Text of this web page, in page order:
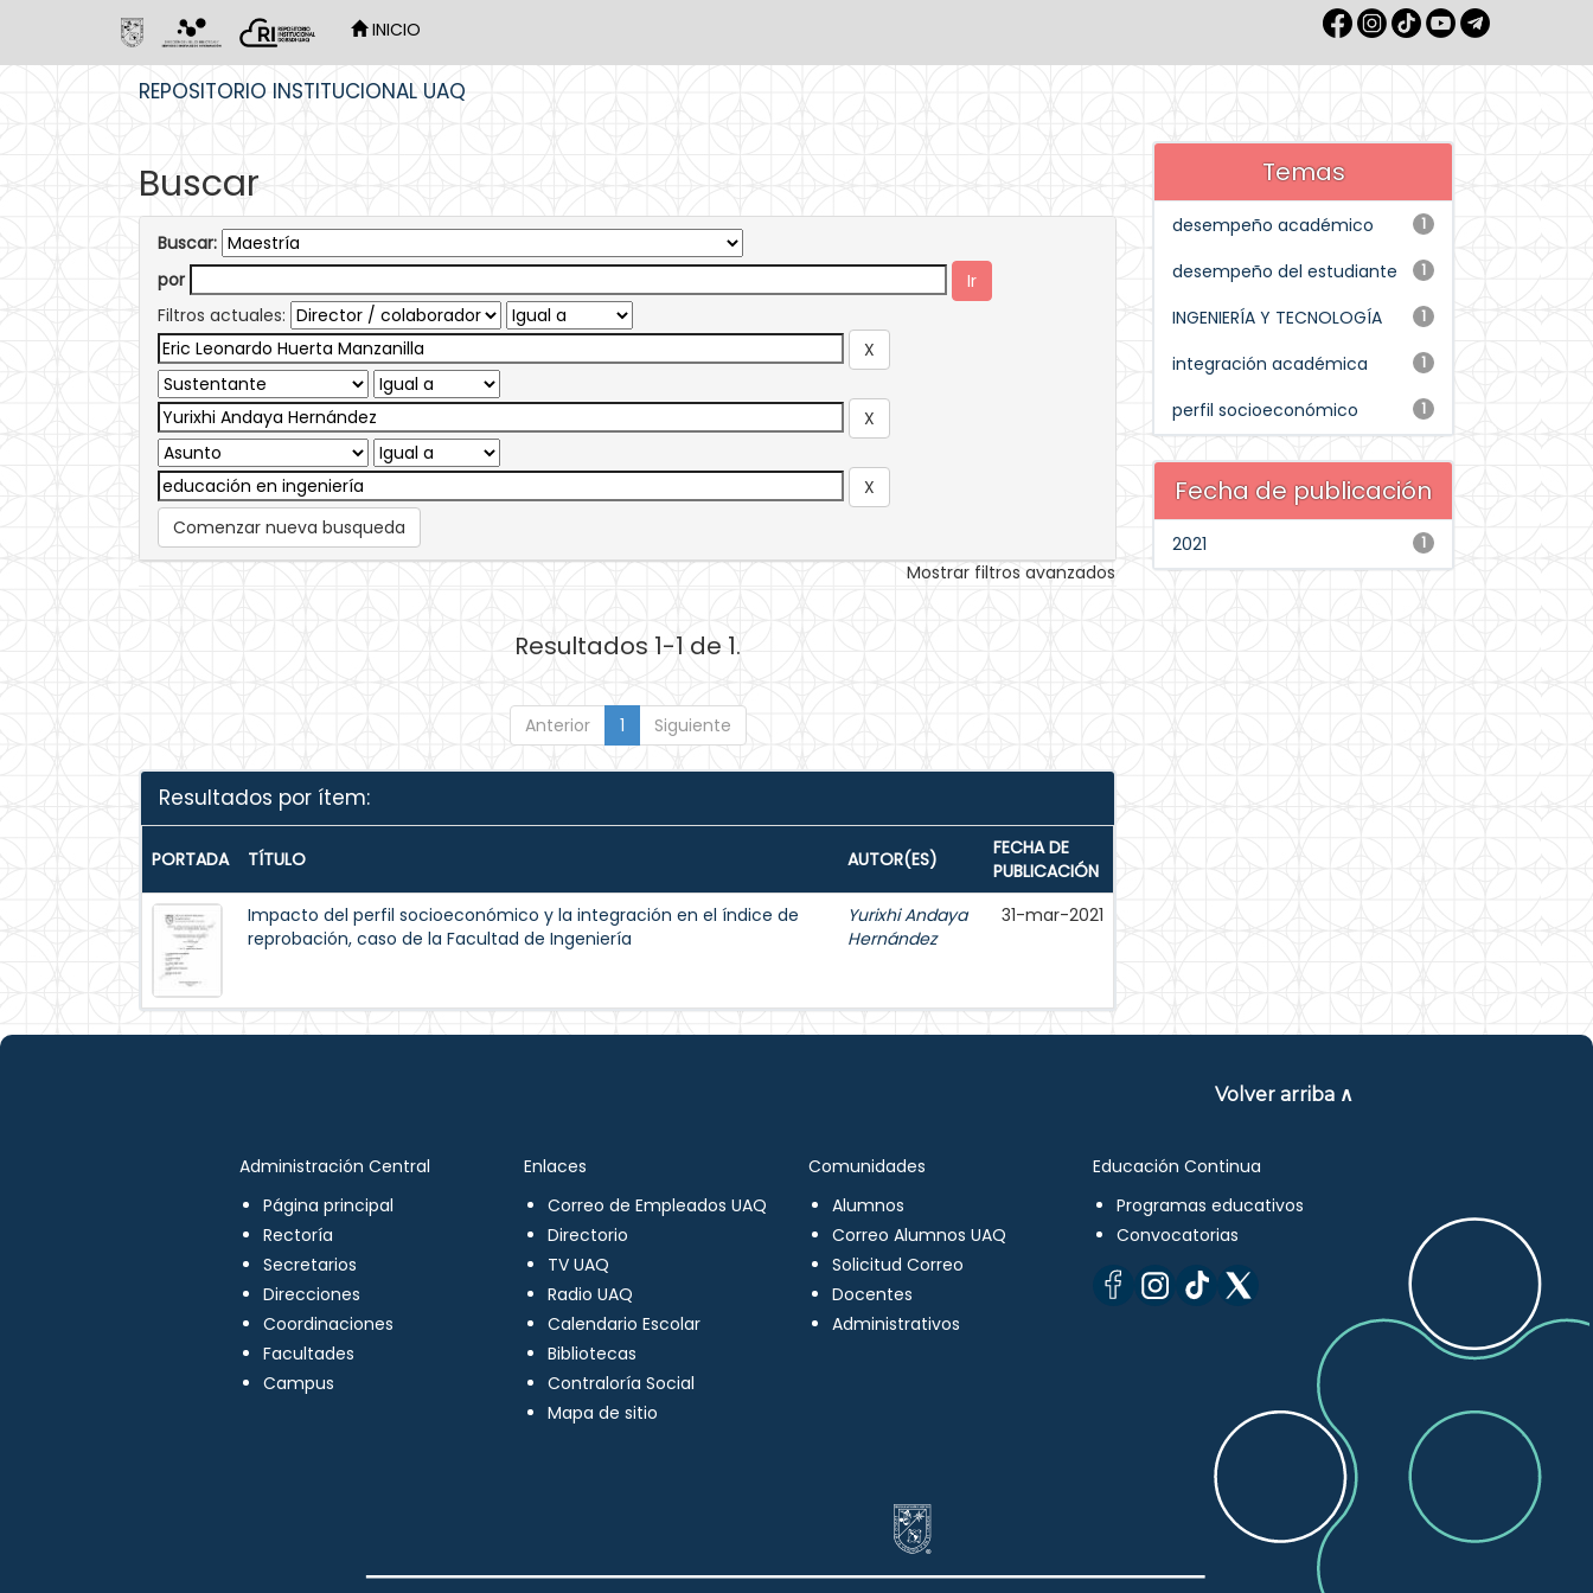
INICIO
REPOSITORIO INSTITUCIONAL UAQ
Buscar
Buscar:
por
Filtros actuales:
Comenzar nueva busqueda
Mostrar filtros avanzados
Resultados 1-1 de 1.
Anterior 1 Siguiente
Resultados por ítem:
PORTADA TÍTULO AUTOR(ES)
FECHA DE
PUBLICACIÓN
Impacto del perfil socioeconómico y la integración en el índice de
reprobación, caso de la Facultad de Ingeniería
Yurixhi Andaya
Hernández
31-mar-2021
Temas
1
desempeño académico
1
desempeño del estudiante
1
INGENIERÍA Y TECNOLOGÍA
1
integración académica
1
perfil socioeconómico
Fecha de publicación
1
2021
Volver arriba ∧
Administración Central
Página principal
Rectoría
Secretarios
Direcciones
Coordinaciones
Facultades
Campus
Enlaces
Correo de Empleados UAQ
Directorio
TV UAQ
Radio UAQ
Calendario Escolar
Bibliotecas
Contraloría Social
Mapa de sitio
Comunidades
Alumnos
Correo Alumnos UAQ
Solicitud Correo
Docentes
Administrativos
Educación Continua
Programas educativos
Convocatorias